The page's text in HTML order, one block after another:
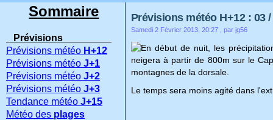
ACCUEIL CONTACT
Prévisions météo H+12 : 03
Samedi 2 Février 2013, 20:27 , par jg56
En début de nuit, les
neigera à partir de 800m sur le
montagnes de la dorsale.
Le temps sera moins agité dans
Sommaire
Prévisions
Prévisions météo H+12
Prévisions météo J+1
Prévisions météo J+2
Prévisions météo J+3
Tendance météo J+15
Météo des plages